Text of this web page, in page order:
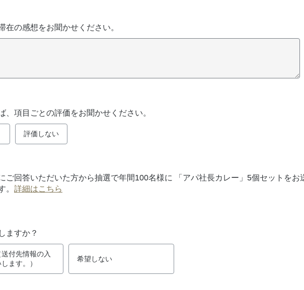
在の感想をお聞かせください。
、項目ごとの評価をお聞かせください。
評価しない
ご回答いただいた方から抽選で年間100名様に 「アパ社長カレー」5個セットをお
。 詳細はこちら
ますか？
付先情報の入
ます。）
希望しない